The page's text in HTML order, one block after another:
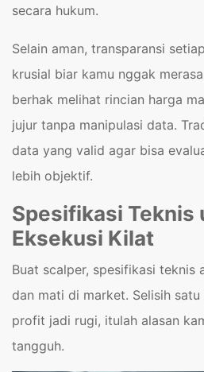
secara hukum.
Selain aman, transparansi
krusial biar kamu nggak
berhak melihat rincian harga
jujur tanpa manipulasi data.
data yang valid agar bisa
lebih objektif.
Spesifikasi Teknis
Eksekusi Kilat
Buat scalper, spesifikasi teknis
dan mati di market. Selisih
profit jadi rugi, itulah alasan
tangguh.